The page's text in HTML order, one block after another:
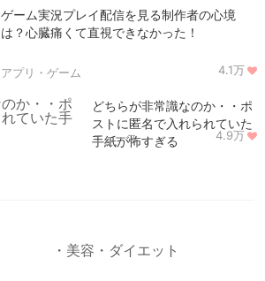
ゲーム実況プレイ配信を見る制作者の心境
は？心臓痛くて直視できなかった！
アプリ・ゲーム 4.1万
どちらが非常識なのか・・ポ
ストに匿名で入れられていた
手紙が怖すぎる
ニュース 4.9万
美容・ダイエット